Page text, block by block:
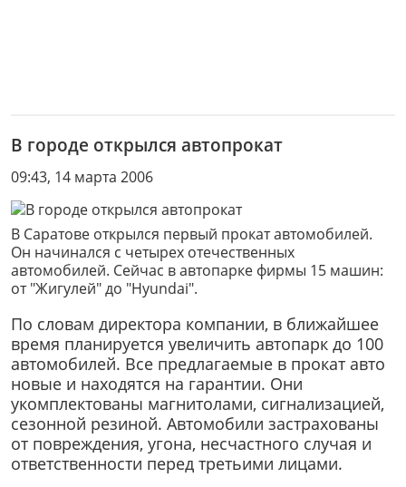
В городе открылся автопрокат
09:43, 14 марта 2006
В Саратове открылся первый прокат автомобилей.
Он начинался с четырех отечественных
автомобилей. Сейчас в автопарке фирмы 15 машин:
от "Жигулей" до "Hyundai".
По словам директора компании, в ближайшее
время планируется увеличить автопарк до 100
автомобилей. Все предлагаемые в прокат авто
новые и находятся на гарантии. Они
укомплектованы магнитолами, сигнализацией,
сезонной резиной. Автомобили застрахованы
от повреждения, угона, несчастного случая и
ответственности перед третьими лицами.